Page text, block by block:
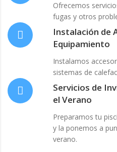
Ofrecemos
fugas y otros
Instalación de
Equipamiento
Instalamos
sistemas de
Servicios de
el Verano
Preparamos tu
y la ponemos a
verano.